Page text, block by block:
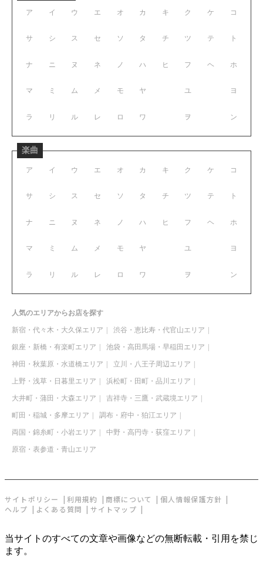
ア イ ウ エ オ
サ シ ス セ ソ
ナ ニ ヌ ネ ノ
マ ミ ム メ モ
ラ リ ル レ ロ
カ キ ク ケ コ
タ チ ツ テ ト
ハ ヒ フ ヘ ホ
ヤ ユ ヨ
ワ ヲ ン
楽曲
ア イ ウ エ オ
サ シ ス セ ソ
ナ ニ ヌ ネ ノ
マ ミ ム メ モ
ラ リ ル レ ロ
カ キ ク ケ コ
タ チ ツ テ ト
ハ ヒ フ ヘ ホ
ヤ ユ ヨ
ワ ヲ ン
人気のエリアからお店を探す
新宿・代々木・大久保エリア 渋谷・恵比寿・代官山エリア
銀座・新橋・有楽町エリア 池袋・高田馬場・早稲田エリア
神田・秋葉原・水道橋エリア 立川・八王子周辺エリア
上野・浅草・日暮里エリア 浜松町・田町・品川エリア
大井町・蒲田・大森エリア 吉祥寺・三鷹・武蔵境エリア
町田・稲城・多摩エリア 調布・府中・狛江エリア
両国・錦糸町・小岩エリア 中野・高円寺・荻窪エリア
原宿・表参道・青山エリア
サイトポリシー 利用規約 商標について
個人情報保護方針
ヘルプ
よくある質問 サイトマップ
当サイトのすべての文章や画像などの無断転載・引用を禁じ
ます。